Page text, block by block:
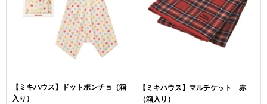
【ミキハウス】ドットポンチョ（箱
入り）
【ミキハウス】マルチケット 赤
（箱入り）